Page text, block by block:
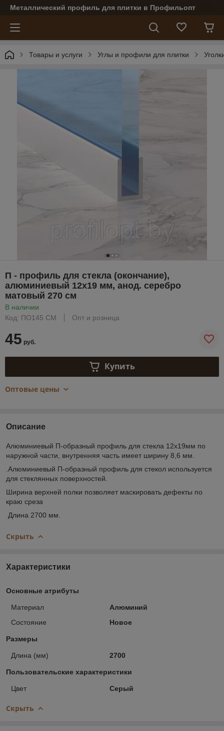
Металлический профиль для плитки в Профильопт
Товары и услуги Углы и профили для плитки
П - профиль для стекла (окончание),
алюминиевый 12х19 мм, анод. серебро
матовый 270 см
В наличии
Код: ПО145 СМ
Опт и розница
45 руб.
Купить
Оптовые цены
Описание
Алюминиевый П-образный профиль для стекла 12х19мм по
наружной части, внутренняя часть имеет ширину 8,6 мм.
.Алюминиевый П-образный профиль для стекол используется
для стеклянных поверхностей.
Ширина верхней полки позволяет маскировать дефекты по
краю среза
Длина 2700 мм.
Скрыть
Характеристики
Основные атрибуты
Материал
Алюминий
Состояние
Новое
Размеры
Длина (мм) 2700
Пользовательские характеристики
Цвет Серый
Скрыть